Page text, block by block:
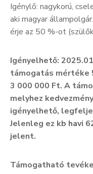
Igénylő: nagykorú,
aki magyar
érje az 50 %-ot
Igényelhető:
támogatás mértéke
3 000 000 Ft. A
melyhez
igényelhető,
Jelenleg ez kb havi
jelent.
Támogatható